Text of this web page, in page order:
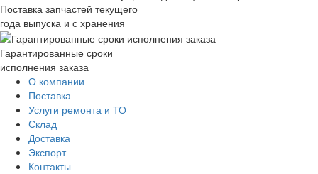
Поставка запчастей текущего
года выпуска и с хранения
Гарантированные сроки
исполнения заказа
О компании
Поставка
Услуги ремонта и ТО
Склад
Доставка
Экспорт
Контакты